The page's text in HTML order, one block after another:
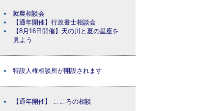
就農相談会
【通年開催】行政書士相談会
【8月16日開催】天の川と夏の星座を
見よう
特設人権相談所が開設されます
【通年開催】 こころの相談